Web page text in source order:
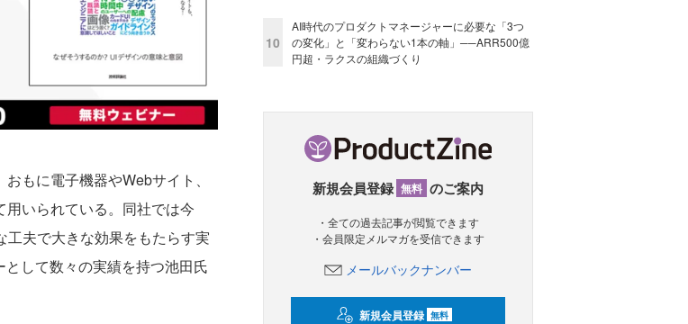
もに電子機器やWebサイト、
いられている。同社では今
夫で大きな効果をもたらす実
して数々の実績を持つ池田氏
10
AI時代のプロダクトマネージャーに必要な「3つ
の変化」と「変わらない1本の軸」──ARR500億
円超・ラクスの組織づくり
新規会員登録 無料 のご案内
・全ての過去記事が閲覧できます
・会員限定メルマガを受信できます
メールバックナンバー
新規会員登録 無料